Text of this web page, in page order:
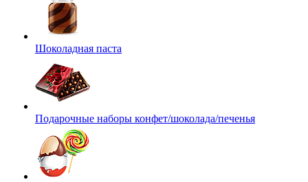
Шоколадная паста
Подарочные наборы конфет/шоколада/печенья